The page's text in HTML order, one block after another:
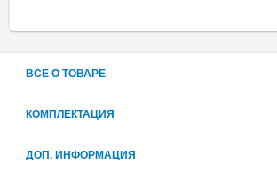
ВСЕ О ТОВАРЕ
КОМПЛЕКТАЦИЯ
ДОП. ИНФОРМАЦИЯ